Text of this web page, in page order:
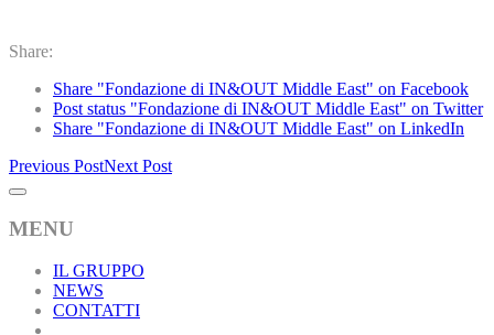
Share:
Share "Fondazione di IN&OUT Middle East" on Facebook
Post status "Fondazione di IN&OUT Middle East" on Twitter
Share "Fondazione di IN&OUT Middle East" on LinkedIn
Previous PostNext Post
MENU
IL GRUPPO
NEWS
CONTATTI